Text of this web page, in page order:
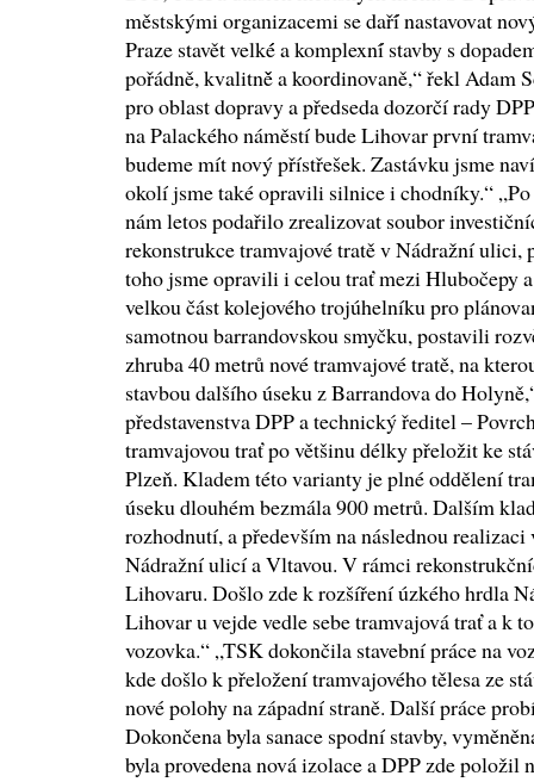
městskými organizacemi se daří́ nastavovat
Praze stavět velké́ a komplexní́ stavby s
pořádně, kvalitně̌ a koordinovaně,“ řekl Adam
pro oblast dopravy a předseda dozorčí rady
na Palackého náměstí bude Lihovar první
budeme mít nový přístřešek. Zastávku jsme
okolí jsme také opravili silnice i chodníky.“
nám letos podařilo zrealizovat soubor
rekonstrukce tramvajové tratě v Nádražní
toho jsme opravili i celou trať mezi Hlubočepy
velkou část kolejového trojúhelníku pro
samotnou barrandovskou smyčku, postavili
zhruba 40 metrů nové tramvajové tratě, na
stavbou dalšího úseku z Barrandova do
představenstva DPP a technický ředitel –
tramvajovou trať po většinu délky přeložit ke
Plzeň. Kladem této varianty je plné oddělení
úseku dlouhém bezmála 900 metrů. Dalším
rozhodnutí, a především na následnou
Nádražní ulicí a Vltavou. V rámci
Lihovaru. Došlo zde k rozšíření úzkého hrdla
Lihovar u vejde vedle sebe tramvajová trať a k
vozovka.“ „TSK dokončila stavební práce na
kde došlo k přeložení tramvajového tělesa ze
nové polohy na západní straně. Další práce
Dokončena byla sanace spodní stavby,
byla provedena nová izolace a DPP zde položil